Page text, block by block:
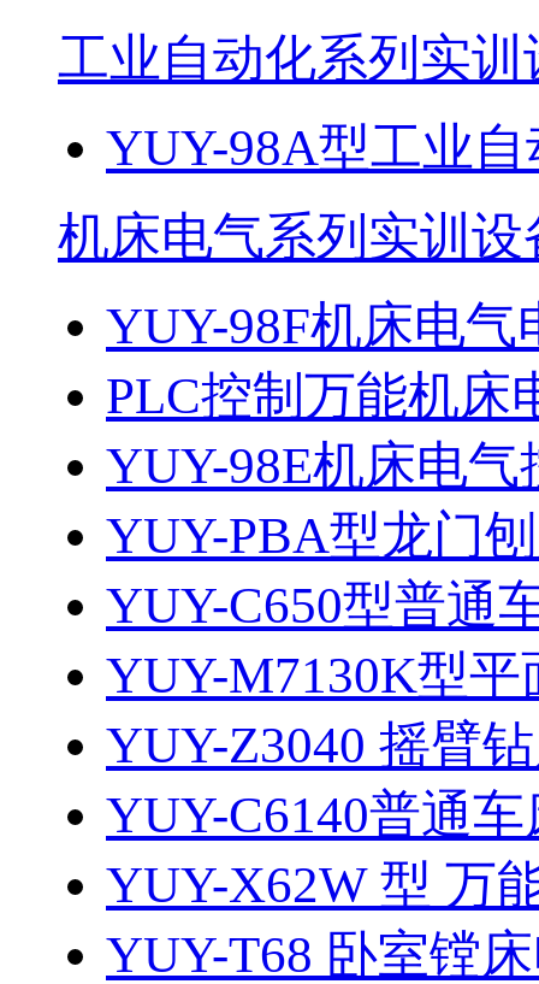
工业自动化系列实训
YUY-98A型工业
机床电气系列实训设
YUY-98F机床电气
PLC控制万能机床
YUY-98E机床电
YUY-PBA型龙门
YUY-C650型普通
YUY-M7130K型
YUY-Z3040 摇臂
YUY-C6140普通
YUY-X62W 型 万
YUY-T68 卧室镗